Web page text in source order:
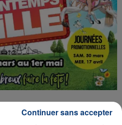
Continuer sans accepter